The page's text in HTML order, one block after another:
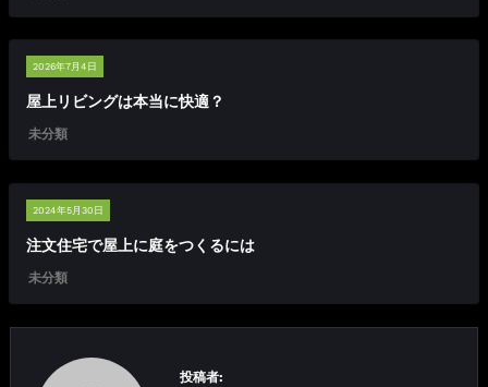
2026年7月4日
屋上リビングは本当に快適？
未分類
2024年5月30日
注文住宅で屋上に庭をつくるには
未分類
投稿者: